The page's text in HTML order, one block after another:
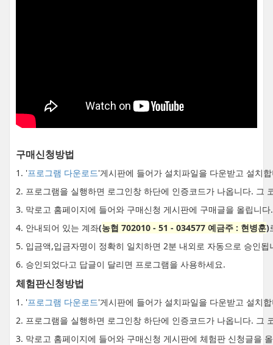
구매신청방법
1. '프로그램 다운로드'게시판에 들어가 설치파일을 다운받고 설치
2. 프로그램을 실행하면 로그인창 하단에 인증코드가 나옵니다. 그
3. 막로고 홈페이지에 들어와 구매신청 게시판에 구매글을 올립니다.
4. 안내되어 있는 계좌(농협 702010 - 51 - 034577 예금주 : 현병훈)
5. 입금액,입금자명이 정확히 일치하면 2분 내외로 자동으로 승인됩
6. 승인되었다고 답글이 달리면 프로그램을 사용하세요.
체험판신청방법
1. '프로그램 다운로드'게시판에 들어가 설치파일을 다운받고 설치
2. 프로그램을 실행하면 로그인창 하단에 인증코드가 나옵니다. 그
3. 막로고 홈페이지에 들어와 구매신청 게시판에 체험판 신청글을